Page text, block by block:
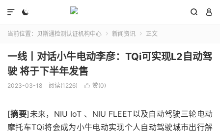
  

当前位置： 贝斯通检测认证机构中心  新闻资讯  正文
一线丨对话小牛电动李彦：TQi可实现L2自动驾
驶 将于下半年发售
2023-03-18 阅读(1226)  赞(0)
[摘要]未来，NIU IoT 、NIU FLEET以及自动驾驶三轮电动
摩托车TQi将会成为小牛电动实现个人自动驾驶城市出行解